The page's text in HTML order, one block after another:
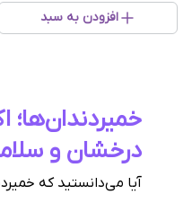
افزودن به سبد
خمیردندان‌ها؛
درخشان و
آیا می‌دانستید که